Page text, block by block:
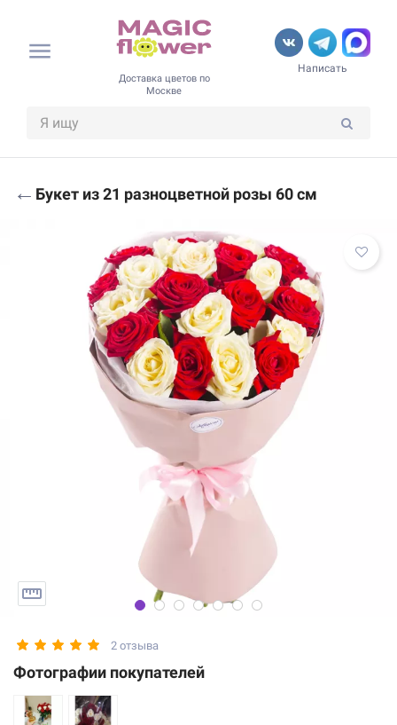
Доставка цветов по
Москве
Написать
← Букет из 21 разноцветной розы 60 см
2 отзыва
Фотографии покупателей